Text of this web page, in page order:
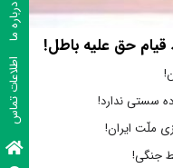
درباره ما
اطلاعات تماس
قیام حق علیه باطل!
سستی ندارد!
ملّت ایران!
جنگی!